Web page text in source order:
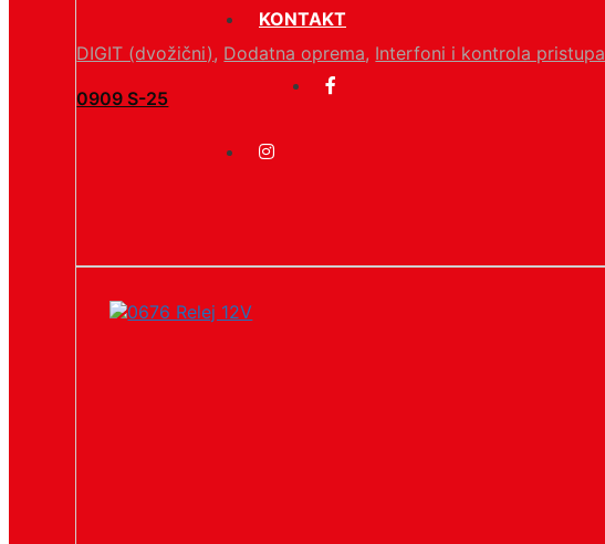
KONTAKT
DIGIT (dvožični), Dodatna oprema, Interfoni i kontrola pristupa
0909 S-25